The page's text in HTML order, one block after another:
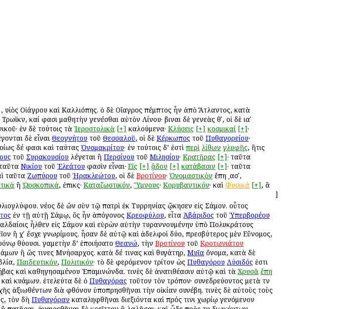
, υἱὸς Οἰάγρου καὶ Καλλιόπης. ὁ δὲ Οἴαγρος πέμπτος ἦν ἀπὸ Ἄτλαντος, κατὰ
καί φασι μαθητὴν γενέσθαι αὐτὸν Λίνου· βιῶναι δὲ γενεὰς θʹ, οἱ δὲ ιαʹ
ἐν δὲ τούτοις τὰ Ἱεροστολικὰ [+] καλούμενα· Κλήσεις [+] κοσμικαί [+]·
δὲ εἶναι Θεογνήτου τοῦ Θεσσαλοῦ, οἱ δὲ Κέρκωπος τοῦ Πυθαγορείου·
δέ φασι καὶ ταύτας Ὀνομακρίτου· ἐν τούτοις δ’ ἐστὶ περὶ λίθων γλυφῆς, ἥτις
τοῦ Συρακουσίου λέγεται ἢ Περσίνου τοῦ Μιλησίου· Κρατῆρας [+]· ταῦτα
Νικίου τοῦ Ἐλεάτου φασὶν εἶναι· Εἰς [+] ᾅδου [+] κατάβασιν [+]· ταῦτα
ταῦτα Ζωπύρου τοῦ Ἡρακλεώτου, οἱ δὲ Βροτίνου· Ὀνομαστικὸν ἔπη ͵ασʹ,
ἢ ᾨοσκοπικά, ἐπικῶς· Καταζωστικόν, Ὕμνους· Κορυβαντικόν· καὶ Φυσικά [+], ἃ
]
νέος δὲ ὢν σὺν τῷ πατρὶ ἐκ Τυρρηνίας ᾤκησεν εἰς Σάμον. οὗτος
ἐν τῇ αὐτῇ Σάμῳ, ὃς ἦν ἀπόγονος Κρεοφύλου, εἶτα Ἀβάριδος τοῦ Ὑπερβορέου
ἦλθεν εἰς Σάμον καὶ εὑρὼν αὐτὴν τυραννουμένην ὑπὸ Πολυκράτους
ἢ χʹ ἔσχε γνωρίμους. ἦσαν δὲ αὐτῷ καὶ ἀδελφοὶ δύο, πρεσβύτερος μὲν Εὔνομος,
θύουσι. γαμετὴν δ’ ἐποιήσατο Θεανώ, τὴν Βροτίνου τοῦ Κροτωνιάτου
ἢ ὥς τινες Μνήσαρχος. κατὰ δέ τινας καὶ θυγάτηρ, Μυῖα ὄνομα, κατὰ δὲ
Παιδευτικόν, Πολιτικόν· τὸ δὲ φερόμενον τρίτον ὡς Πυθαγόρου Λύσιδός ἐστι
καὶ καθηγησαμένου Ἐπαμινώνδα. τινὲς δὲ ἀνατιθέασιν αὐτῷ καὶ τὰ Χρυσᾶ ἔπη
κυάμων. ἐτελεύτα δὲ ὁ Πυθαγόρας τοῦτον τὸν τρόπον· συνεδρεύοντος μετὰ τῶν
ἀξιωθέντων διὰ φθόνον ὑποπρησθῆναι τὴν οἰκίαν συνέβη. τινὲς δὲ αὐτοὺς τοὺς
τὸν δὴ Πυθαγόραν καταληφθῆναι διεξιόντα καὶ πρός τινι χωρίῳ γενόμενον